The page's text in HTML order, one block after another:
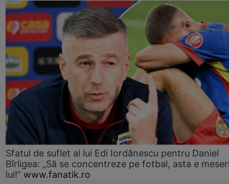
Sfatul de suflet al lui Edi Iordănescu pentru Daniel
Bîrligea: „Să se concentreze pe fotbal, asta e
lui!” www.fanatik.ro